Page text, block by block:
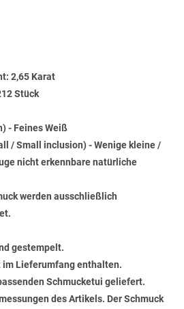
2,65 Karat
Stück
- Feines Weiß
/ Small inclusion) - Wenige kleine /
nicht erkennbare natürliche
werden ausschließlich
gestempelt.
Lieferumfang enthalten.
Schmucketui geliefert.
des Artikels. Der Schmuck